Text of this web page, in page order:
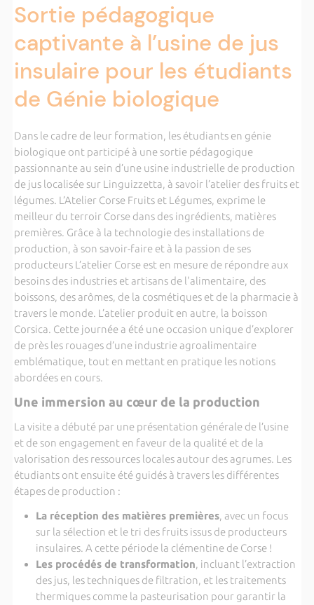
Sortie pédagogique
captivante à l’usine de jus
insulaire pour les étudiants
de Génie biologique
Dans le cadre de leur formation, les étudiants en génie
biologique ont participé à une sortie pédagogique
passionnante au sein d’une usine industrielle de production
de jus localisée sur Linguizzetta, à savoir l’atelier des fruits et
légumes. L’Atelier Corse Fruits et Légumes, exprime le
meilleur du terroir Corse dans des ingrédients, matières
premières. Grâce à la technologie des installations de
production, à son savoir-faire et à la passion de ses
producteurs L’atelier Corse est en mesure de répondre aux
besoins des industries et artisans de l'alimentaire, des
boissons, des arômes, de la cosmétiques et de la pharmacie à
travers le monde. L’atelier produit en autre, la boisson
Corsica. Cette journée a été une occasion unique d’explorer
de près les rouages d’une industrie agroalimentaire
emblématique, tout en mettant en pratique les notions
abordées en cours.
Une immersion au cœur de la production
La visite a débuté par une présentation générale de l’usine
et de son engagement en faveur de la qualité et de la
valorisation des ressources locales autour des agrumes. Les
étudiants ont ensuite été guidés à travers les différentes
étapes de production :
La réception des matières premières, avec un focus
sur la sélection et le tri des fruits issus de producteurs
insulaires. A cette période la clémentine de Corse !
Les procédés de transformation, incluant l’extraction
des jus, les techniques de filtration, et les traitements
thermiques comme la pasteurisation pour garantir la